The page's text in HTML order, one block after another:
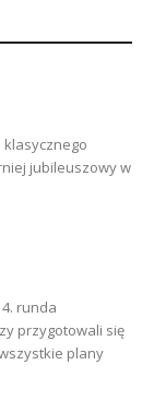
klasycznego
jubileuszowy w
runda
przygotowali się
plany